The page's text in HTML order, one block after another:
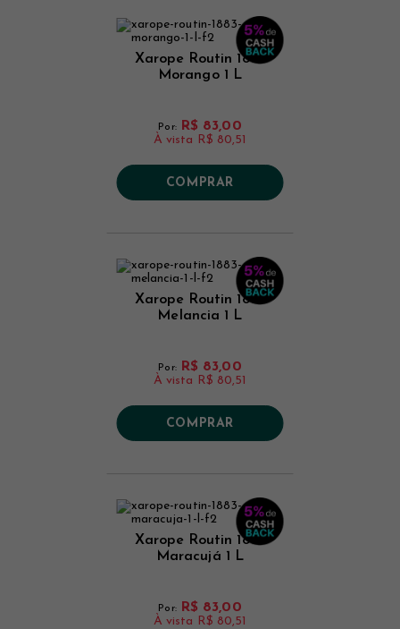
Xarope Routin 1883
Morango 1 L
Por: R$ 83,00
À vista R$ 80,51
COMPRAR
Xarope Routin 1883
Melancia 1 L
Por: R$ 83,00
À vista R$ 80,51
COMPRAR
Xarope Routin 1883
Maracujá 1 L
Por: R$ 83,00
À vista R$ 80,51